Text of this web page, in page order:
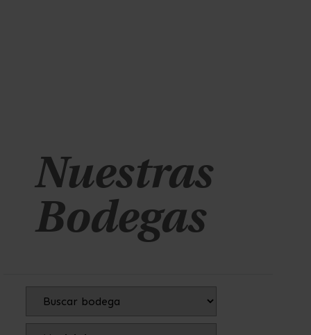
Nuestras
Bodegas